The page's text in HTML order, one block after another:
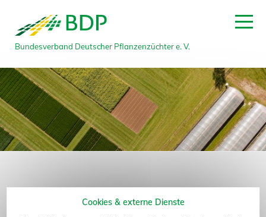
Bundesverband Deutscher Pflanzenzüchter e. V.
Cookies & externe Dienste